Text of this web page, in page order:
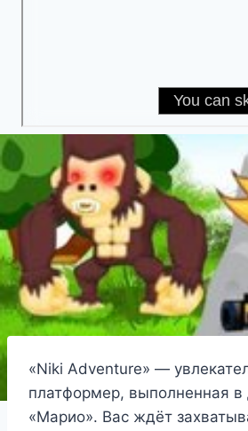
«Niki Adventure» —
платформер, выполненная в
«Марио». Вас ждёт